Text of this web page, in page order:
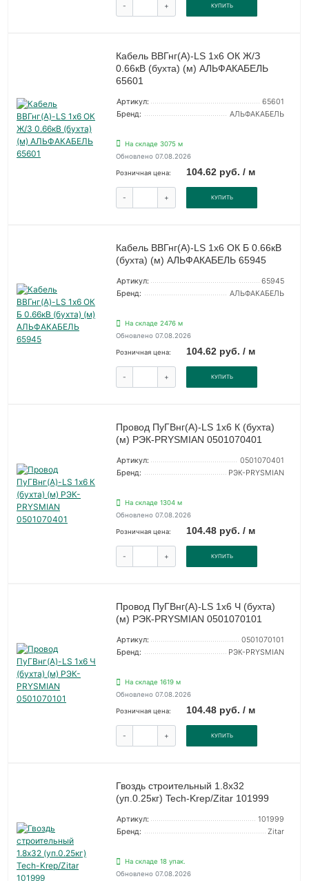
- + КУПИТЬ
Кабель ВВГнг(А)-LS 1х6 ОК Ж/З
0.66кВ (бухта) (м) АЛЬФАКАБЕЛЬ
65601
Артикул:
65601
Бренд:
АЛЬФАКАБЕЛЬ
На складе 3075 м
Обновлено 07.08.2026
Розничная цена: 104.62 руб. / м
- + КУПИТЬ
Кабель ВВГнг(А)-LS 1х6 ОК Б 0.66кВ
(бухта) (м) АЛЬФАКАБЕЛЬ 65945
Артикул:
65945
Бренд:
АЛЬФАКАБЕЛЬ
На складе 2476 м
Обновлено 07.08.2026
Розничная цена: 104.62 руб. / м
- + КУПИТЬ
Провод ПуГВнг(А)-LS 1х6 К (бухта)
(м) РЭК-PRYSMIAN 0501070401
Артикул:
0501070401
Бренд:
РЭК-PRYSMIAN
На складе 1304 м
Обновлено 07.08.2026
Розничная цена: 104.48 руб. / м
- + КУПИТЬ
Провод ПуГВнг(А)-LS 1х6 Ч (бухта)
(м) РЭК-PRYSMIAN 0501070101
Артикул:
0501070101
Бренд:
РЭК-PRYSMIAN
На складе 1619 м
Обновлено 07.08.2026
Розничная цена: 104.48 руб. / м
- + КУПИТЬ
Гвоздь строительный 1.8х32
(уп.0.25кг) Tech-Krep/Zitar 101999
Артикул:
101999
Бренд:
Zitar
На складе 18 упак.
Обновлено 07.08.2026